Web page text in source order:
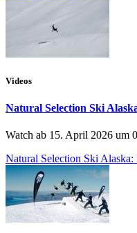
Videos
Natural Selection Ski
Watch ab 15. April 2026 um
Natural Selection Ski